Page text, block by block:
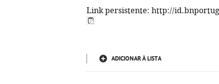
Link persistente: http://
ADICIONAR À LISTA